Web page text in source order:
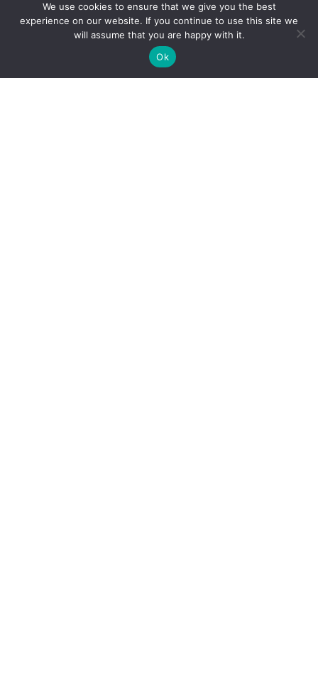
We use cookies to ensure that we give you the best
experience on our website. If you continue to use this site we
will assume that you are happy with it.
Ok